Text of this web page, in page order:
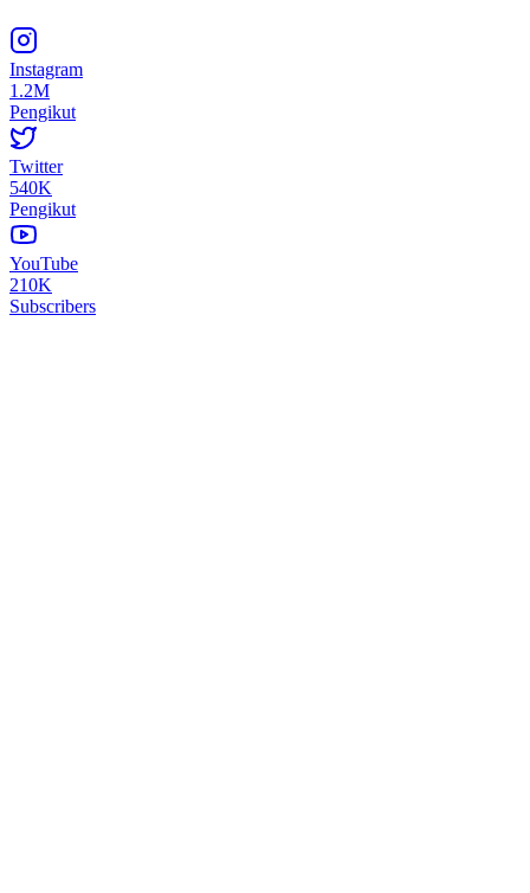
Instagram
1.2M
Pengikut
Twitter
540K
Pengikut
YouTube
210K
Subscribers